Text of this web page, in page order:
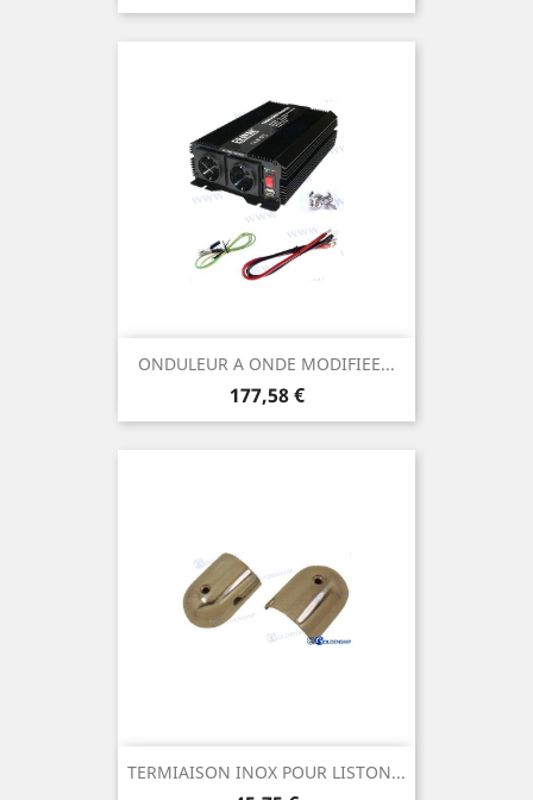
ONDULEUR A ONDE MODIFIEE...
Prix
177,58 €
TERMIAISON INOX POUR LISTON...